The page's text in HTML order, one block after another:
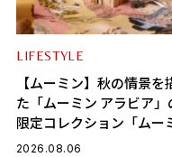
LIFESTYLE
【ムーミン】秋の情景を
た「ムーミン アラビア」
限定コレクション「ムー
ズデイ 2026」が8月8日
2026.08.06